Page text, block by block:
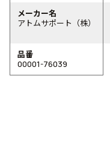
メーカー名
アトムサポート（株）
品番
00001-76039